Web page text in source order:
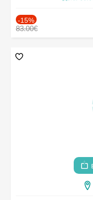
-15%
83.00€